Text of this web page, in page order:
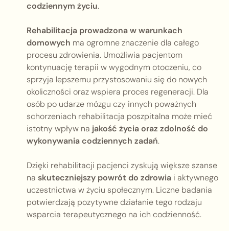
codziennym życiu.
Rehabilitacja prowadzona w warunkach
domowych ma ogromne znaczenie dla całego
procesu zdrowienia. Umożliwia pacjentom
kontynuację terapii w wygodnym otoczeniu, co
sprzyja lepszemu przystosowaniu się do nowych
okoliczności oraz wspiera proces regeneracji. Dla
osób po udarze mózgu czy innych poważnych
schorzeniach rehabilitacja poszpitalna może mieć
istotny wpływ na jakość życia oraz zdolność do
wykonywania codziennych zadań.
Dzięki rehabilitacji pacjenci zyskują większe szanse
na skuteczniejszy powrót do zdrowia i aktywnego
uczestnictwa w życiu społecznym. Liczne badania
potwierdzają pozytywne działanie tego rodzaju
wsparcia terapeutycznego na ich codzienność.